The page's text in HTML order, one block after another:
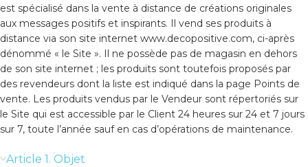
est spécialisé dans la vente à distance de créations originales
aux messages positifs et inspirants. Il vend ses produits à
distance via son site internet www.decopositive.com, ci-après
dénommé « le Site ». Il ne possède pas de magasin en dehors
de son site internet ; les produits sont toutefois proposés par
des revendeurs dont la liste est indiqué dans la page Points de
vente. Les produits vendus par le Vendeur sont répertoriés sur
le Site qui est accessible par le Client 24 heures sur 24 et 7 jours
sur 7, toute l’année sauf en cas d’opérations de maintenance.
Article 1. Objet